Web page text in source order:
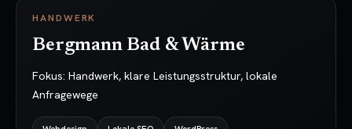
HANDWERK
Bergmann Bad & Wärme
Fokus: Handwerk, klare Leistungsstruktur, lokale
Anfragewege